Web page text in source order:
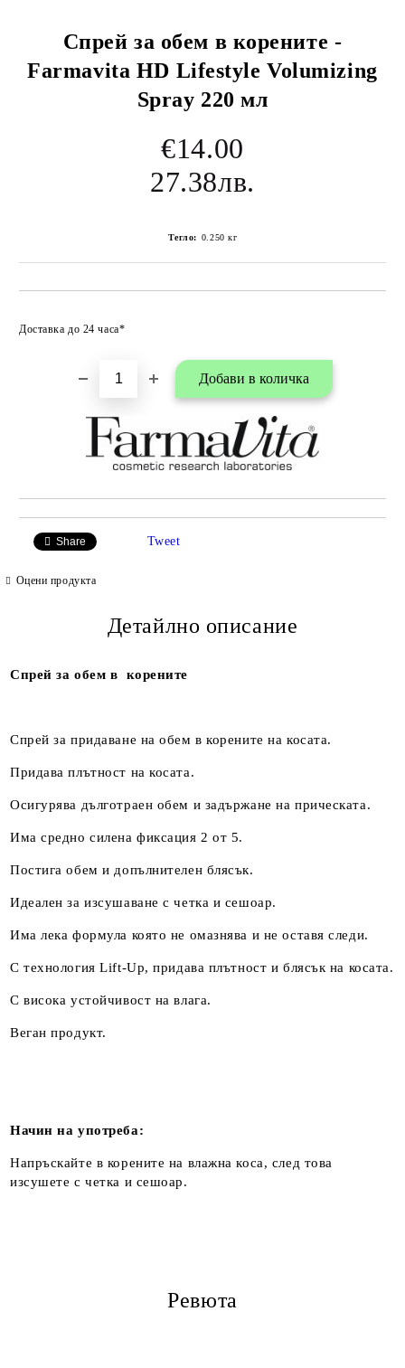
Спрей за обем в корените -
Farmavita HD Lifestyle Volumizing
Spray 220 мл
€14.00
27.38лв.
Тегло: 0.250 кг
Доставка до 24 часа*
Share Tweet
Оцени продукта
Детайлно описание
Спрей за обем в корените
Спрей за придаване на обем в корените на косата.
Придава плътност на косата.
Осигурява дълготраен обем и задържане на прическата.
Има средно силена фиксация 2 от 5.
Постига обем и допълнителен блясък.
Идеален за изсушаване с четка и сешоар.
Има лека формула която не омазнява и не оставя следи.
С технология Lift-Up, придава плътност и блясък на косата.
С висока устойчивост на влага.
Веган продукт.
Начин на употреба:
Напръскайте в корените на влажна коса, след това
изсушете с четка и сешоар.
Ревюта